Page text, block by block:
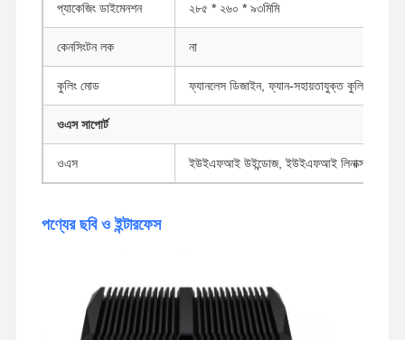
প্যাকেজিং ডাইমেনশন ২৮৫ * ২৬০ * ৯৩মিমি
কেনসিংটন লক না
কুলিং মোড ফ্যানলেস ডিজাইন, ফ্যান-সহায়তাযুক্ত কুলিং
ওএস সাপোর্ট
ওএস ইউইএফআই উইন্ডোজ, ইউইএফআই লিনাক্স
পণ্যের ছবি ও ইন্টারফেস